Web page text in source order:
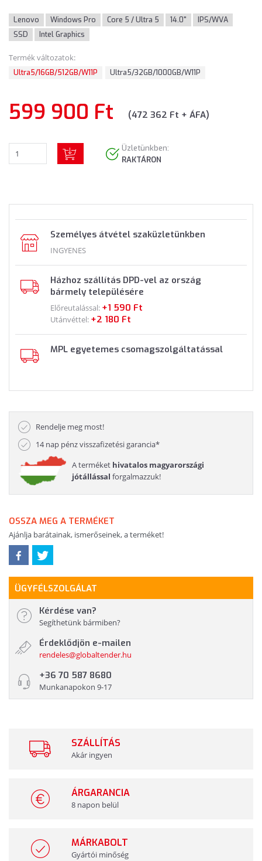
Lenovo Windows Pro Core 5 / Ultra 5 14.0"
IPS/WVA
SSD
Intel Graphics
Termék változatok:
Ultra5/16GB/512GB/W11P Ultra5/32GB/1000GB/W11P
599 900 Ft (472 362 Ft + ÁFA)
Üzletünkben:
RAKTÁRON
Személyes átvétel szaküzletünkben
INGYENES
Házhoz szállítás DPD-vel az ország
bármely településére
Előreutalással: +1 590 Ft
Utánvéttel: +2 180 Ft
MPL egyetemes csomagszolgáltatással
Rendelje meg most!
14 nap pénz visszafizetési garancia*
A terméket hivatalos magyarországi
jótállással forgalmazzuk!
OSSZA MEG A TERMÉKET
Ajánlja barátainak, ismerőseinek, a terméket!
ÜGYFÉLSZOLGÁLAT
Kérdése van?
Segíthetünk bármiben?
Érdeklődjön e-mailen
rendeles@globaltender.hu
+36 70 587 8680
Munkanapokon 9-17
SZÁLLÍTÁS
Akár ingyen
ÁRGARANCIA
8 napon belül
MÁRKABOLT
Gyártói minőség